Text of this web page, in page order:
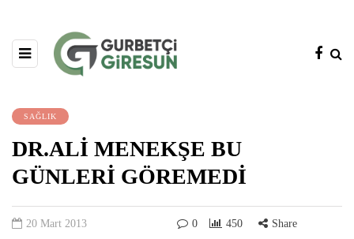
SAĞLIK
DR.ALİ MENEKŞE BU
GÜNLERİ GÖREMEDİ
20 Mart 2013 0 450 Share